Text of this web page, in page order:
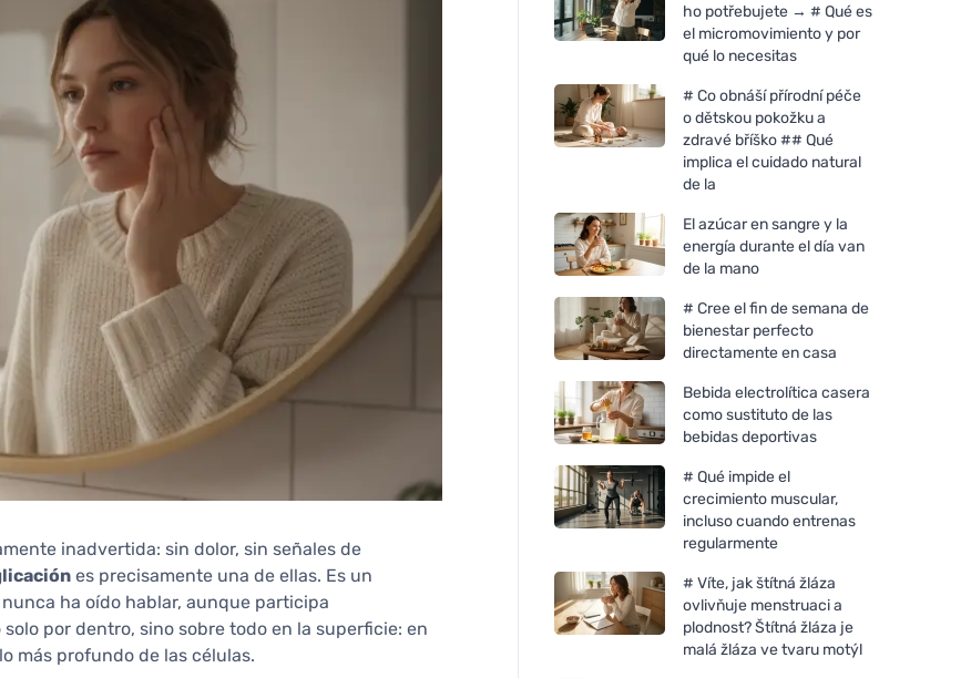
inadvertida: sin dolor, sin señales de
es precisamente una de ellas. Es un
ha oído hablar, aunque participa
por dentro, sino sobre todo en la superficie: en
más profundo de las células.
ho potřebujete → # Qué es
el micromovimiento y por
qué lo necesitas
# Co obnáší přírodní péče
o dětskou pokožku a
zdravé bříško ## Qué
implica el cuidado natural
de la
El azúcar en sangre y la
energía durante el día van
de la mano
# Cree el fin de semana de
bienestar perfecto
directamente en casa
Bebida electrolítica casera
como sustituto de las
bebidas deportivas
# Qué impide el
crecimiento muscular,
incluso cuando entrenas
regularmente
# Víte, jak štítná žláza
ovlivňuje menstruaci a
plodnost? Štítná žláza je
malá žláza ve tvaru motýl